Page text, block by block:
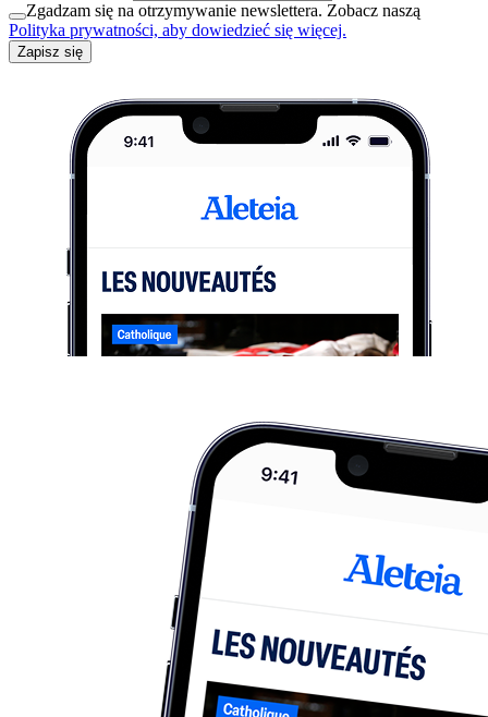
Zgadzam się na otrzymywanie newslettera. Zobacz naszą
Polityka prywatności, aby dowiedzieć się więcej.
Zapisz się